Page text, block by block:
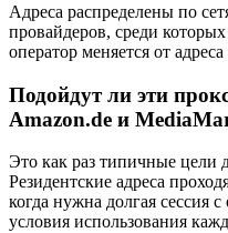
Адреса распределены по
провайдеров, среди
оператор меняется от
Подойдут ли эти
Amazon.de и
Это как раз типичные цели
Резидентские адреса
когда нужна долгая сессия
условия использования